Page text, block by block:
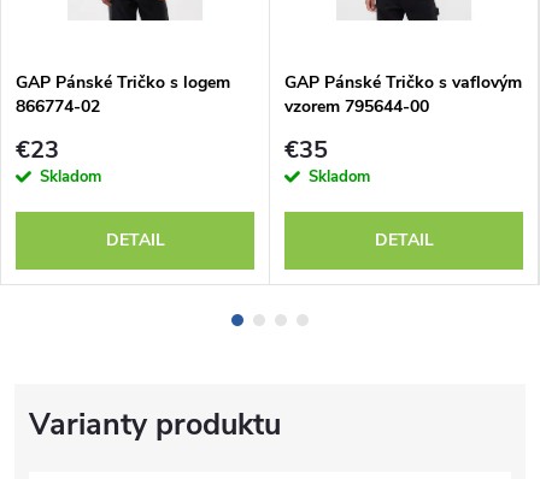
GAP Pánské Tričko s logem
866774-02
€23
Skladom
DETAIL
GAP Pánské Tričko s vaflovým
vzorem 795644-00
€35
Skladom
DETAIL